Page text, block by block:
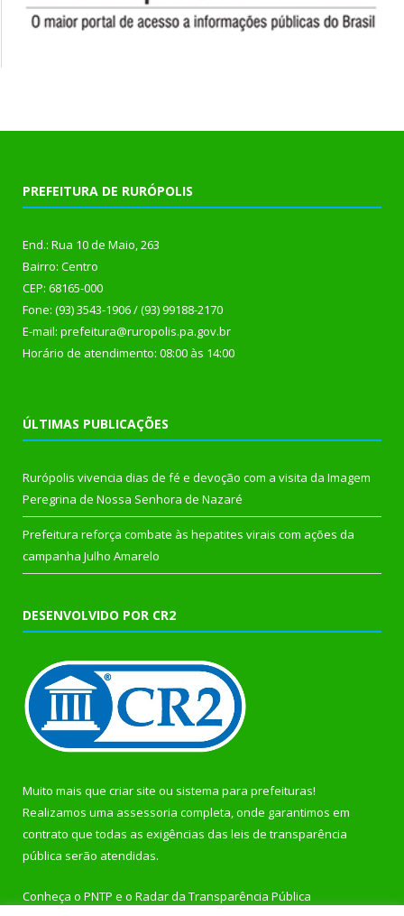
PREFEITURA DE RURÓPOLIS
End.: Rua 10 de Maio, 263
Bairro: Centro
CEP: 68165-000
Fone: (93) 3543-1906 / (93) 99188-2170
E-mail: prefeitura@ruropolis.pa.gov.br
Horário de atendimento: 08:00 às 14:00
ÚLTIMAS PUBLICAÇÕES
Rurópolis vivencia dias de fé e devoção com a visita da Imagem
Peregrina de Nossa Senhora de Nazaré
Prefeitura reforça combate às hepatites virais com ações da
campanha Julho Amarelo
DESENVOLVIDO POR CR2
Muito mais que criar site ou sistema para prefeituras!
Realizamos uma assessoria completa, onde garantimos em
contrato que todas as exigências das leis de transparência
pública serão atendidas.
Conheça o PNTP e o Radar da Transparência Pública